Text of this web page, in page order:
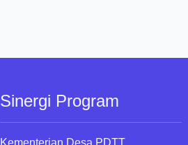
Sinergi Program
Kementerian Desa PDTT